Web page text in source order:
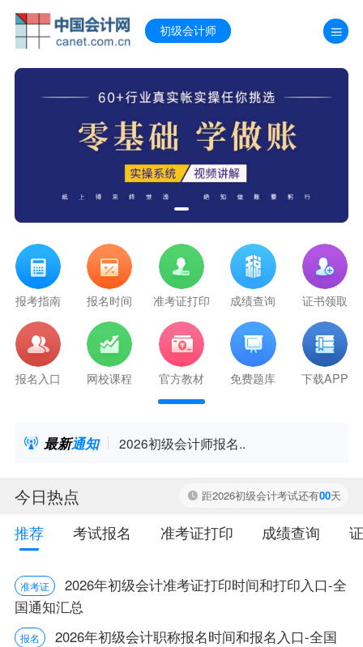
初级会计师
报考指南 报名时间 准考证打印 成绩查询 证书领取
报名入口 网校课程 官方教材 免费题库 下载APP
最新通知
名.. 2026初级会计师报名..
今日热点 距2026初级会计考试还有00天
推荐 考试报名 准考证打印 成绩查询
准考证
2026年初级会计准考证打印时间和打印入口-全
国通知汇总
报名
2026年初级会计职称报名时间和报名入口-全国